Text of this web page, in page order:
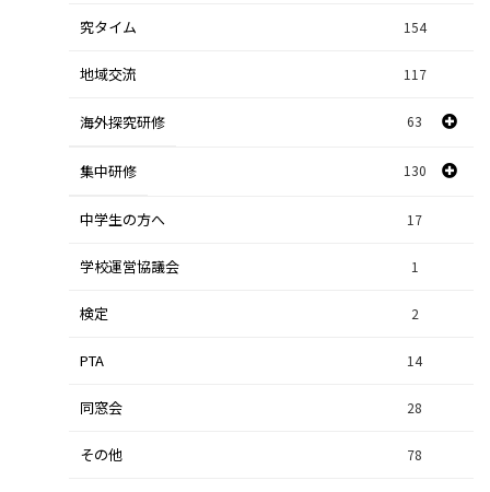
自然探究 2
数学探究 2
社会探究 23
人文探究 9
究タイム 154
地域交流 117
海外探究研修 63
探究研修 28
集中研修 130
集中研修（スポーツ探究科） 36
集中研修（ビジネス探究科） 56
集中研修（総合探究科） 37
中学生の方へ 17
学校運営協議会 1
検定 2
PTA 14
同窓会 28
その他 78